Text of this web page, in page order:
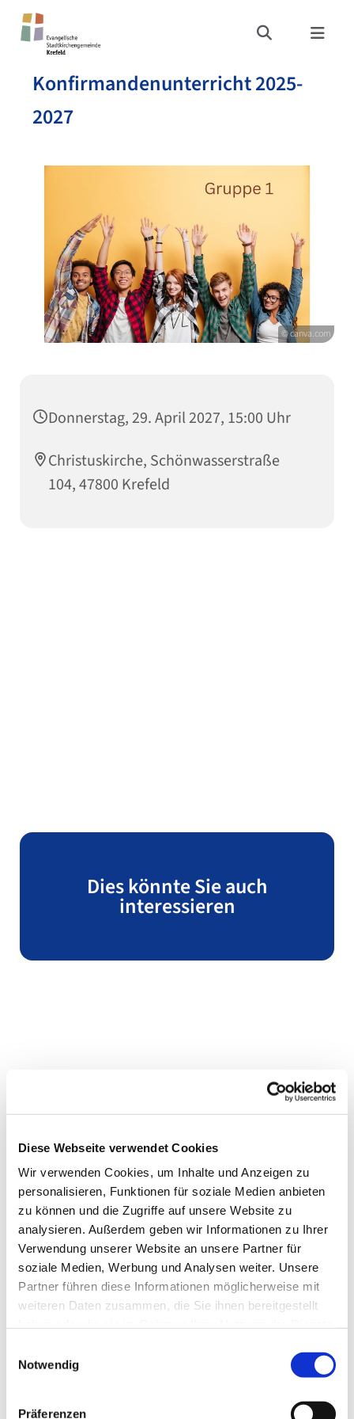
Diese Webseite verwendet Cookies
Wir verwenden Cookies, um Inhalte und Anzeigen zu
personalisieren, Funktionen für soziale Medien anbieten
zu können und die Zugriffe auf unsere Website zu
analysieren. Außerdem geben wir Informationen zu Ihrer
Verwendung unserer Website an unsere Partner für
soziale Medien, Werbung und Analysen weiter. Unsere
Partner führen diese Informationen möglicherweise mit
weiteren Daten zusammen, die Sie ihnen bereitgestellt
Notwendig
Präferenzen
Konfirmandenunterricht 2025-
2027
© canva.com
Donnerstag, 29. April 2027, 15:00 Uhr
Christuskirche, Schönwasserstraße
104, 47800 Krefeld
Dies könnte Sie auch
interessieren
Gemeindebrief